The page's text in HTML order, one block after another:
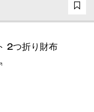
2つ折り財布